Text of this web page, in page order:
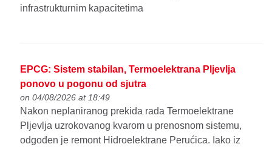
infrastrukturnim kapacitetima
EPCG: Sistem stabilan, Termoelektrana Pljevlja
ponovo u pogonu od sjutra
on 04/08/2026 at 18:49
Nakon neplaniranog prekida rada Termoelektrane
Pljevlja uzrokovanog kvarom u prenosnom sistemu,
odgođen je remont Hidroelektrane Perućica. Iako iz